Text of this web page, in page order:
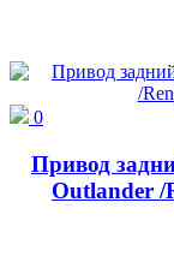
0
Привод
Outlander /